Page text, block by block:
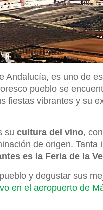
Andalucía, es uno de
pueblo se
fiestas vibrantes y su
su cultura del vino,
de origen. Tanta
es la Feria de la
y degustar sus
en el aeropuerto de